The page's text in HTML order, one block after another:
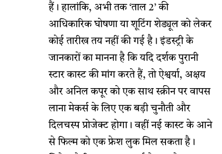
हैं। हालांकि, अभी तक ‘ताल 2’ की
आधिकारिक घोषणा या शूटिंग शेड्यूल को लेकर
कोई तारीख तय नहीं की गई है। इंडस्ट्री के
जानकारों का मानना है कि यदि दर्शक पुरानी
स्टार कास्ट की मांग करते हैं, तो ऐश्वर्या, अक्षय
और अनिल कपूर को एक साथ स्क्रीन पर वापस
लाना मेकर्स के लिए एक बड़ी चुनौती और
दिलचस्प प्रोजेक्ट होगा। वहीं नई कास्ट के आने
से फिल्म को एक फ्रेश लुक मिल सकता है।